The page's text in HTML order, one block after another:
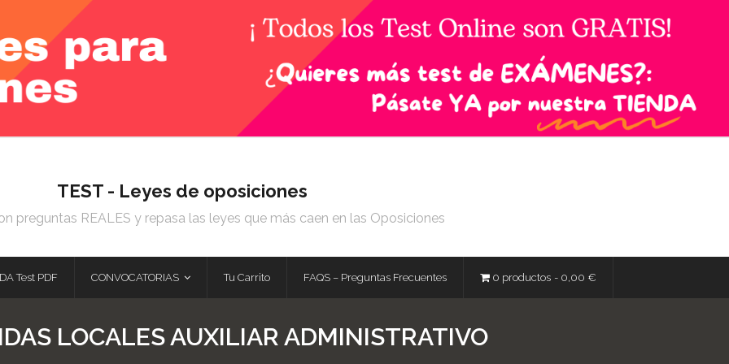
TEST - Leyes de oposiciones
preguntas REALES y repasa las leyes que más caen en las Oposiciones
Test PDF CONVOCATORIAS Tu Carrito FAQS – Preguntas Frecuentes 0 productos 0,00 €
LOCALES AUXILIAR ADMINISTRATIVO